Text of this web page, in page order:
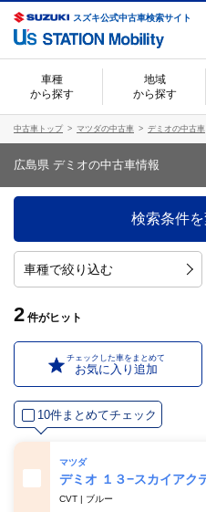
スズキ公式中古車検索サイト
車種
から探す
地域
から探す
中古車トップ マツダの中古車 デミオの中古車
広島県 デミオの中古車情報
検索条件
車種で絞り込む
2 件がヒット
チェックした車をまとめて
お気に入り追加
10件まとめてチェック
マツダ
デミオ １３−スカイアク
CVT | ブルー